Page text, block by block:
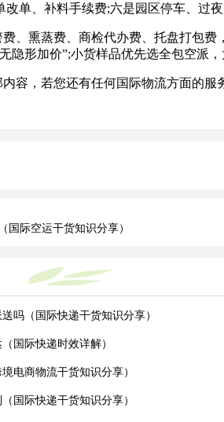
单、补料手续费;六是园区停车、过夜
熏蒸费、商检代办费、托盘打包费
隐形加价”;小货样品优先选全包空派，
，若您还有任何国际物流方面的服
国际空运干货知识分享）
吗（国际快递干货知识分享）
国际快递时效详解）
电商物流干货知识分享）
国际快递干货知识分享）